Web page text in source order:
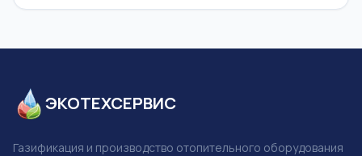
ЭКОТЕХСЕРВИС
Газификация и производство отопительного оборудования